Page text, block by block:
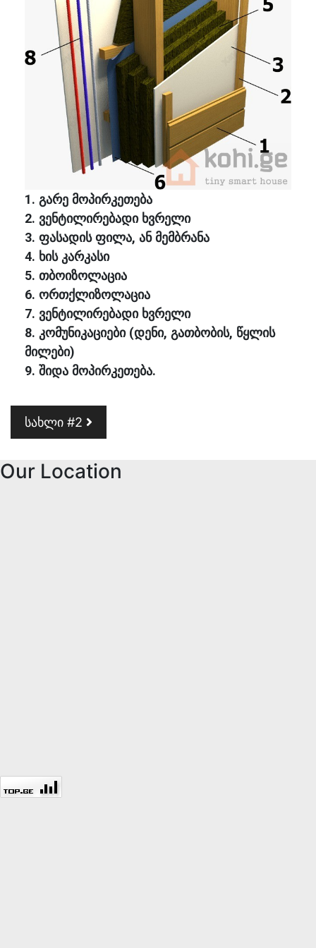
1. გარე მოპირკეთება
2. ვენტილირებადი ხვრელი
3. ფასადის ფილა, ან მემბრანა
4. ხის კარკასი
5. თბოიზოლაცია
6. ორთქლიზოლაცია
7. ვენტილირებადი ხვრელი
8. კომუნიკაციები (დენი, გათბობის, წყლის
მილები)
9. შიდა მოპირკეთება.
Post navigation
სახლი #2
Our Location